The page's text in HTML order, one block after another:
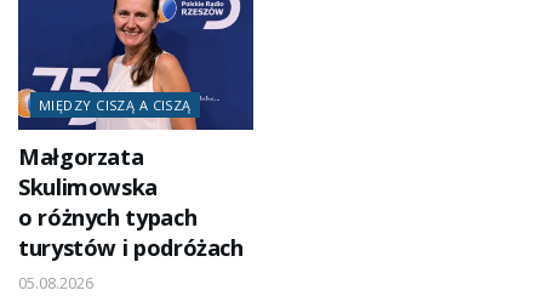
MIĘDZY CISZĄ A CISZĄ
Małgorzata
Skulimowska
o różnych typach
turystów i podróżach
05.08.2026